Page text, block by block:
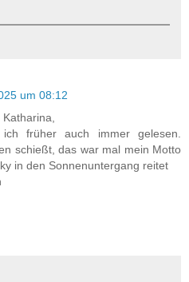
um 08:12
früher auch immer gelesen.
schießt, das war mal mein Motto
in den Sonnenuntergang reitet